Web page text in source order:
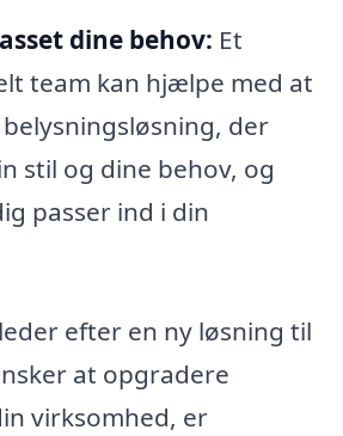
dine behov: Et
team kan hjælpe med at
der
stil og dine behov, og
passer ind i din
efter en ny løsning til
at opgradere
virksomhed, er